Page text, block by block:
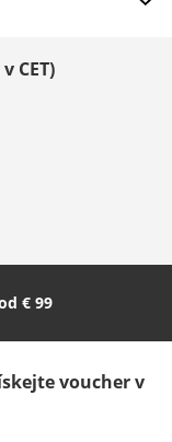
Italien (Deutsch)
CET)
€ 99
voucher v